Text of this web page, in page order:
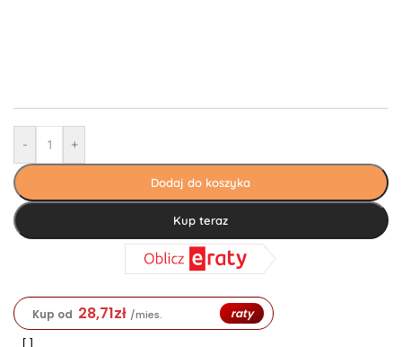
- +
Dodaj do koszyka
Kup teraz
Kup od 28,71zł /mies. raty